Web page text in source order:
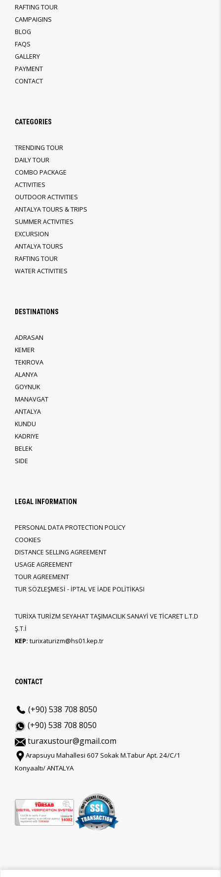
RAFTING TOUR
CAMPAIGINS
BLOG
FAQS
GALLERY
PAYMENT
CONTACT
CATEGORIES
TRENDING TOUR
DAILY TOUR
COMBO PACKAGE
ACTIVITIES
OUTDOOR ACTIVITIES
ANTALYA TOURS & TRIPS
SUMMER ACTIVITIES
EXCURSION
ANTALYA TOURS
RAFTING TOUR
WATER ACTIVITIES
DESTINATIONS
ADRASAN
KEMER
TEKIROVA
ALANYA
GOYNUK
MANAVGAT
ANTALYA
KUNDU
KADRIYE
BELEK
SIDE
LEGAL INFORMATION
PERSONAL DATA PROTECTION POLICY
COOKIES
DISTANCE SELLING AGREEMENT
USAGE AGREEMENT
TOUR AGREEMENT
TUR SÖZLEŞMESİ - İPTAL VE İADE POLİTİKASI
TURİXA TURİZM SEYAHAT TAŞIMACILIK SANAYİ VE TİCARET L.T.D
Ş.T.İ
KEP: turixaturizm@hs01.kep.tr
CONTACT
(+90) 538 708 8050
(+90) 538 708 8050
turaxustour@gmail.com
Arapsuyu Mahallesi 607 Sokak M.Tabur Apt. 24/C/1
Konyaaltı/ ANTALYA